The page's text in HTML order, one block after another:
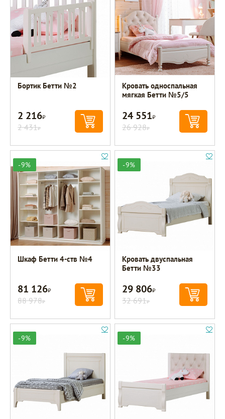
Бортик Бетти №2
2 216Р
2 431Р
Кровать односпальная
мягкая Бетти №5/5
24 551Р
26 928Р
-9%
Шкаф Бетти 4-ств №4
81 126Р
88 978Р
-9%
Кровать двуспальная
Бетти №33
29 806Р
32 691Р
-9% -9%